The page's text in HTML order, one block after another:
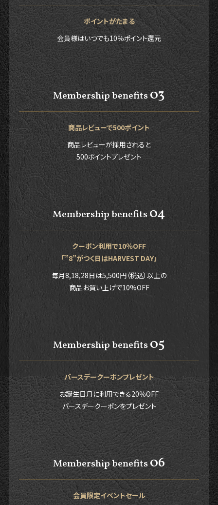
ポイントがたまる
会員様はいつでも10％ポイント還元
Membership benefits03
商品レビューで500ポイント
商品レビューが採用されると
500ポイントプレゼント
Membership benefits04
クーポン利用で10％OFF
「”8”がつく日はHARVEST DAY」
毎月8,18,28日は5,500円（税込）以上の
商品お買い上げで10%OFF
Membership benefits05
バースデークーポンプレゼント
お誕生日月に利用できる20％OFF
バースデークーポンをプレゼント
Membership benefits06
会員限定イベントセール